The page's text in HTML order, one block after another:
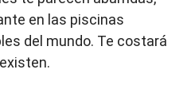
en las piscinas
del mundo. Te costará